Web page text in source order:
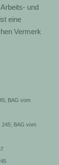
und
eine
Vermerk
BAG vom
245; BAG vom